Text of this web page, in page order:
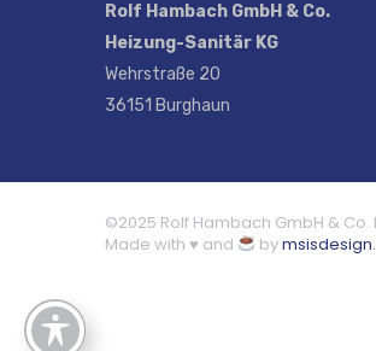
Rolf Hambach GmbH & Co.
Heizung-Sanitär KG
Wehrstraße 20
36151 Burghaun
©2025 Rolf Hambach GmbH &
Made with ♥ and
bymsisdesign.